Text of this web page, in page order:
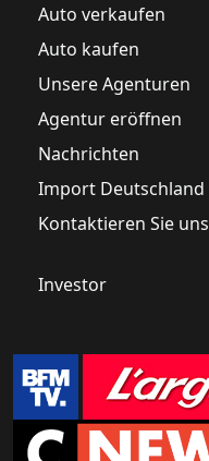
Auto verkaufen
Auto kaufen
Unsere Agenturen
Agentur eröffnen
Nachrichten
Import Deutschland
Kontaktieren Sie uns
Investor